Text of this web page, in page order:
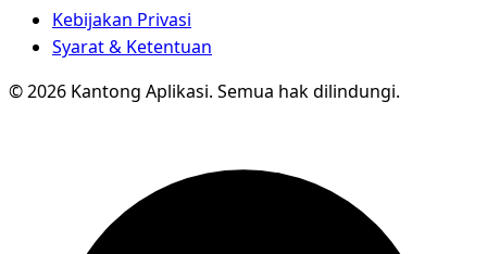
Kebijakan Privasi
Syarat & Ketentuan
© 2026 Kantong Aplikasi. Semua hak dilindungi.